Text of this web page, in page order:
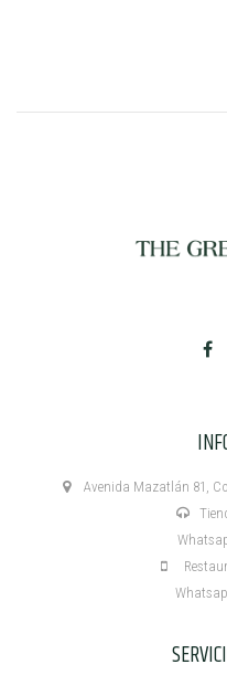
Avenida Mazatlán 81,